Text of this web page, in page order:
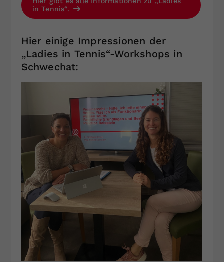
in Tennis“.
Hier einige Impressionen der
„Ladies in Tennis“-Workshops in
Schwechat: